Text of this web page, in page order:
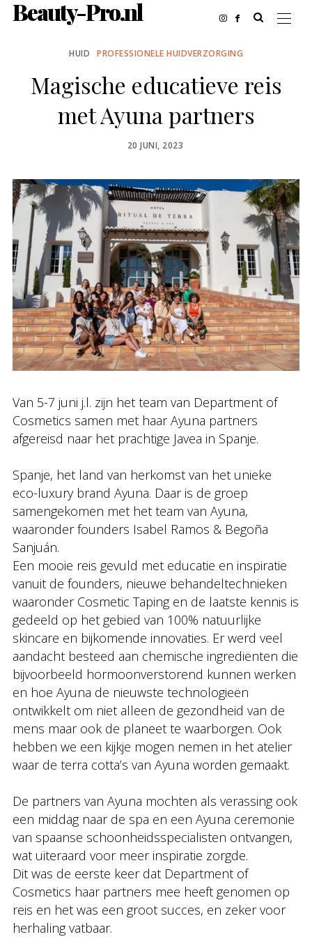
Beauty-Pro.nl
HUID PROFESSIONELE HUIDVERZORGING
Magische educatieve reis
met Ayuna partners
POSTED
20 JUNI, 2023
Van 5-7 juni j.l. zijn het team van Department of
Cosmetics samen met haar Ayuna partners
afgereisd naar het prachtige Javea in Spanje.
Spanje, het land van herkomst van het unieke
eco-luxury brand Ayuna. Daar is de groep
samengekomen met het team van Ayuna,
waaronder founders Isabel Ramos & Begoña
Sanjuán.
Een mooie reis gevuld met educatie en inspiratie
vanuit de founders, nieuwe behandeltechnieken
waaronder Cosmetic Taping en de laatste kennis is
gedeeld op het gebied van 100% natuurlijke
skincare en bijkomende innovaties. Er werd veel
aandacht besteed aan chemische ingrediënten die
bijvoorbeeld hormoonverstorend kunnen werken
en hoe Ayuna de nieuwste technologieën
ontwikkelt om niet alleen de gezondheid van de
mens maar ook de planeet te waarborgen. Ook
hebben we een kijkje mogen nemen in het atelier
waar de terra cotta’s van Ayuna worden gemaakt.
De partners van Ayuna mochten als verassing ook
een middag naar de spa en een Ayuna ceremonie
van spaanse schoonheidsspecialisten ontvangen,
wat uiteraard voor meer inspiratie zorgde.
Dit was de eerste keer dat Department of
Cosmetics haar partners mee heeft genomen op
reis en het was een groot succes, en zeker voor
herhaling vatbaar.